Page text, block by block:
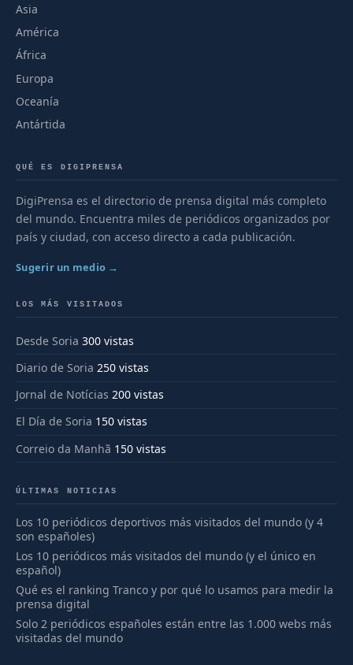
Asia
América
África
Europa
Oceanía
Antártida
QUÉ ES DIGIPRENSA
DigiPrensa es el directorio de prensa digital más completo
del mundo. Encuentra miles de periódicos organizados por
país y ciudad, con acceso directo a cada publicación.
Sugerir un medio →
LOS MÁS VISITADOS
Desde Soria 300 vistas
Diario de Soria 250 vistas
Jornal de Notícias 200 vistas
El Día de Soria 150 vistas
Correio da Manhã 150 vistas
ÚLTIMAS NOTICIAS
Los 10 periódicos deportivos más visitados del mundo (y 4
son españoles)
Los 10 periódicos más visitados del mundo (y el único en
español)
Qué es el ranking Tranco y por qué lo usamos para medir la
prensa digital
Solo 2 periódicos españoles están entre las 1.000 webs más
visitadas del mundo